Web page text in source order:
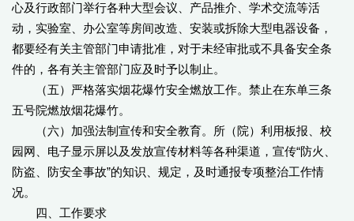
心及行政部门举行各种大型会议、产品推介、学术交流等活
动，实验室、办公室等房间改造、安装或拆除大型电器设备，
都要经有关主管部门申请批准，对于未经审批或不具备安全条
件的，各有关主管部门应及时予以制止。
（五）严格落实烟花爆竹安全燃放工作。禁止在东单三条
五号院燃放烟花爆竹。
（六）加强法制宣传和安全教育。所（院）利用板报、校
园网、电子显示屏以及发放宣传材料等各种渠道，宣传“防火、
防盗、防安全事故”的知识、规定，及时通报专项整治工作情
况。
四、工作要求